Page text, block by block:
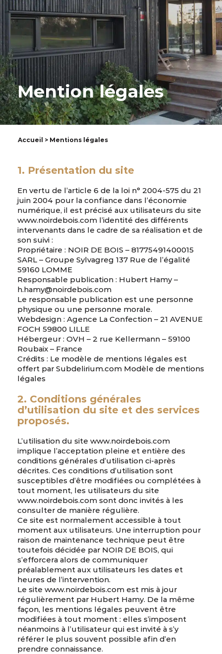
Mention légales
Accueil > Mentions légales
1. Présentation du site
En vertu de l’article 6 de la loi n° 2004-575 du 21
juin 2004 pour la confiance dans l’économie
numérique, il est précisé aux utilisateurs du site
www.noirdebois.com l’identité des différents
intervenants dans le cadre de sa réalisation et de
son suivi :
Propriétaire : NOIR DE BOIS – 81775491400015
SARL – Groupe Sylvagreg 137 Rue de l’égalité
59160 LOMME
Responsable publication : Hubert Hamy –
h.hamy@noirdebois.com
Le responsable publication est une personne
physique ou une personne morale.
Webdesign : Agence La Confection – 21 AVENUE
FOCH 59800 LILLE
Hébergeur : OVH – 2 rue Kellermann – 59100
Roubaix – France
Crédits : Le modèle de mentions légales est
offert par Subdelirium.com Modèle de mentions
légales
2. Conditions générales
d’utilisation du site et des services
proposés.
L’utilisation du site www.noirdebois.com
implique l’acceptation pleine et entière des
conditions générales d’utilisation ci-après
décrites. Ces conditions d’utilisation sont
susceptibles d’être modifiées ou complétées à
tout moment, les utilisateurs du site
www.noirdebois.com sont donc invités à les
consulter de manière régulière.
Ce site est normalement accessible à tout
moment aux utilisateurs. Une interruption pour
raison de maintenance technique peut être
toutefois décidée par NOIR DE BOIS, qui
s’efforcera alors de communiquer
préalablement aux utilisateurs les dates et
heures de l’intervention.
Le site www.noirdebois.com est mis à jour
régulièrement par Hubert Hamy. De la même
façon, les mentions légales peuvent être
modifiées à tout moment : elles s’imposent
néanmoins à l’utilisateur qui est invité à s’y
référer le plus souvent possible afin d’en
prendre connaissance.